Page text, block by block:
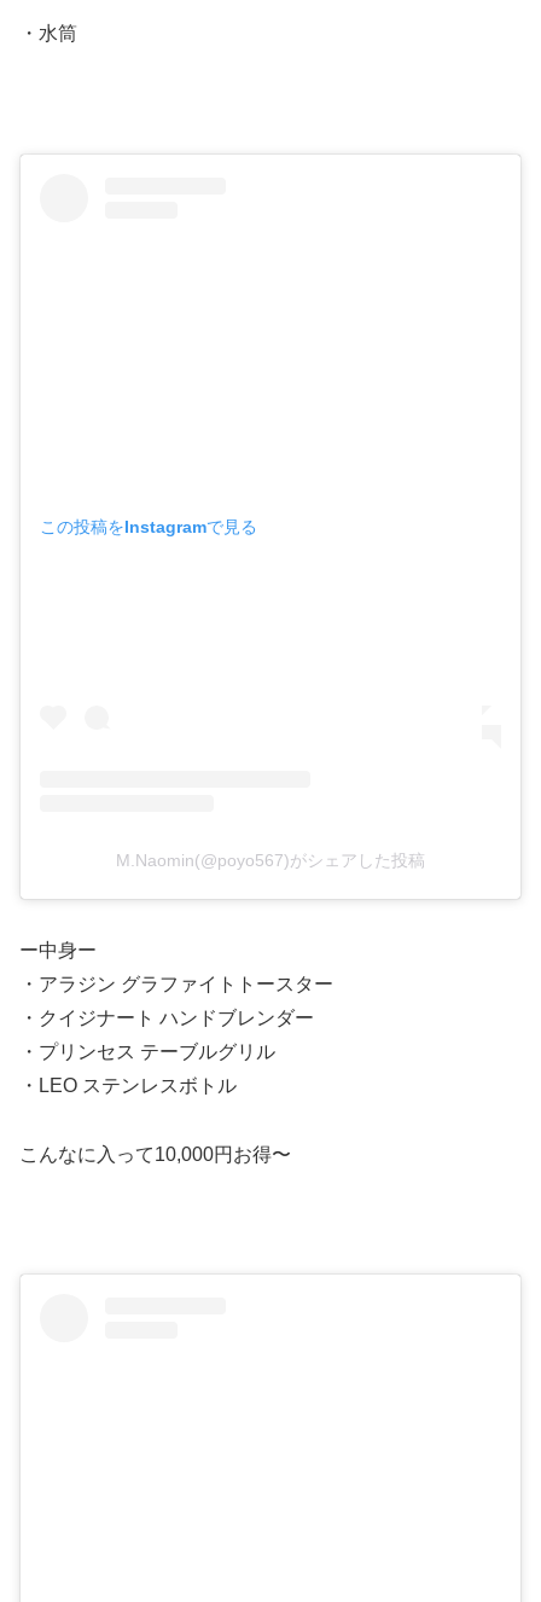
・水筒
この投稿をInstagramで見る
M.Naomin(@poyo567)がシェアした投稿
ー中身ー
・アラジン グラファイトトースター
・クイジナート ハンドブレンダー
・プリンセス テーブルグリル
・LEO ステンレスボトル
こんなに入って10,000円お得〜